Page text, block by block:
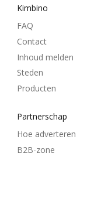
Kimbino
FAQ
Contact
Inhoud melden
Steden
Producten
Partnerschap
Hoe adverteren
B2B-zone